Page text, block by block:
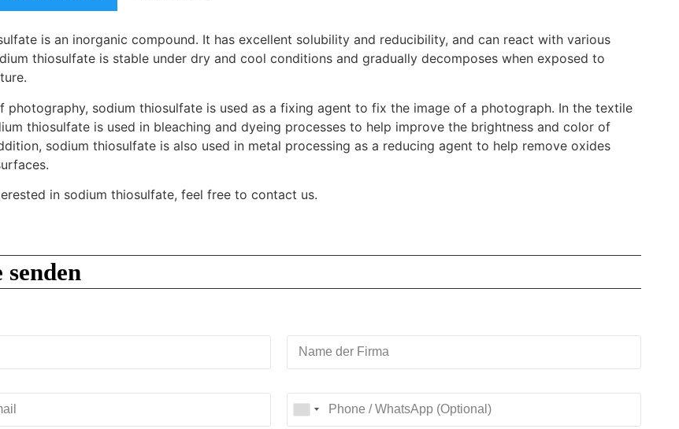
is an inorganic compound. It has excellent solubility and reducibility, and can react with various
thiosulfate is stable under dry and cool conditions and gradually decomposes when exposed to
photography, sodium thiosulfate is used as a fixing agent to fix the image of a photograph. In the textile
thiosulfate is used in bleaching and dyeing processes to help improve the brightness and color of
sodium thiosulfate is also used in metal processing as a reducing agent to help remove oxides
in sodium thiosulfate, feel free to contact us.